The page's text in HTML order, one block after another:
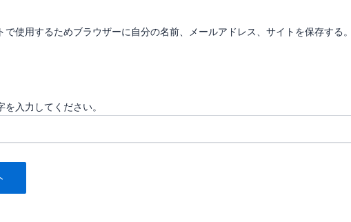
で使用するためブラウザーに自分の名前、メールアドレス、サイトを保存する。
を入力してください。